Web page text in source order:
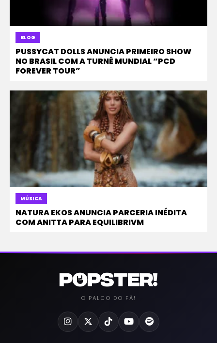
BLOG
PUSSYCAT DOLLS ANUNCIA PRIMEIRO SHOW
NO BRASIL COM A TURNÊ MUNDIAL “PCD
FOREVER TOUR”
MÚSICA
NATURA EKOS ANUNCIA PARCERIA INÉDITA
COM ANITTA PARA EQUILIBRIVM
O PALCO DO FÃ!